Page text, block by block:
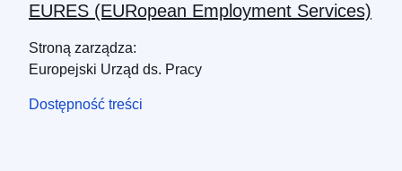
EURES (EURopean Employment Services)
Stroną zarządza:
Europejski Urząd ds. Pracy
Dostępność treści